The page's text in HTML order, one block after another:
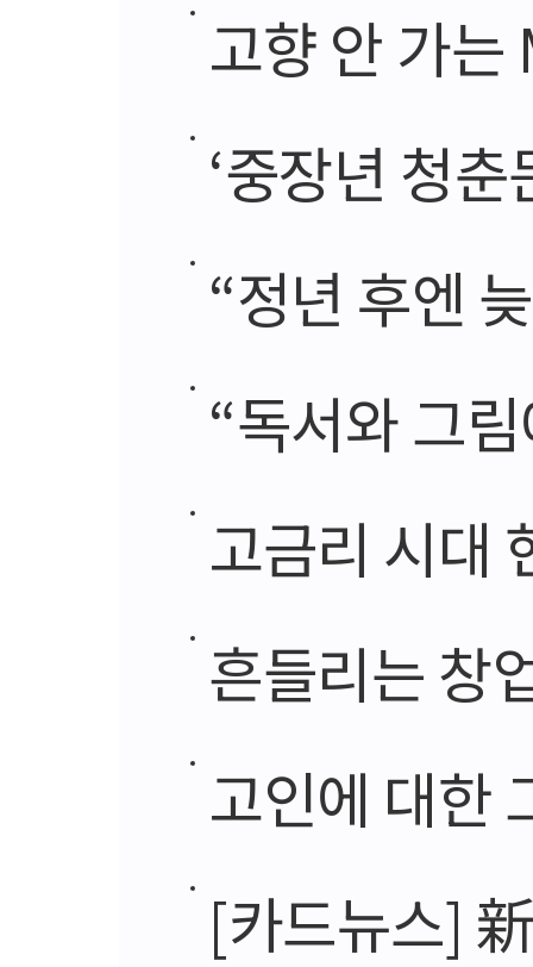
고향 안 가
‘중장년 청춘문
“정년 후엔
“독서와 그
고금리 시대
흔들리는 창
고인에 대한 그리
[카드뉴스]